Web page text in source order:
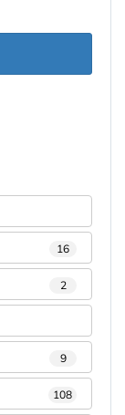
16
2
9
108